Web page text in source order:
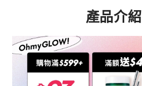
產品介紹